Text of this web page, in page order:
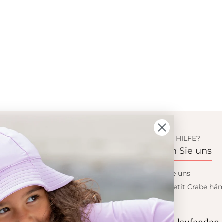
BENÖTIGEN SIE HILFE?
Kontaktieren Sie uns
Kontaktieren Sie uns
Wollen sie ein Petit Crabe
werden?